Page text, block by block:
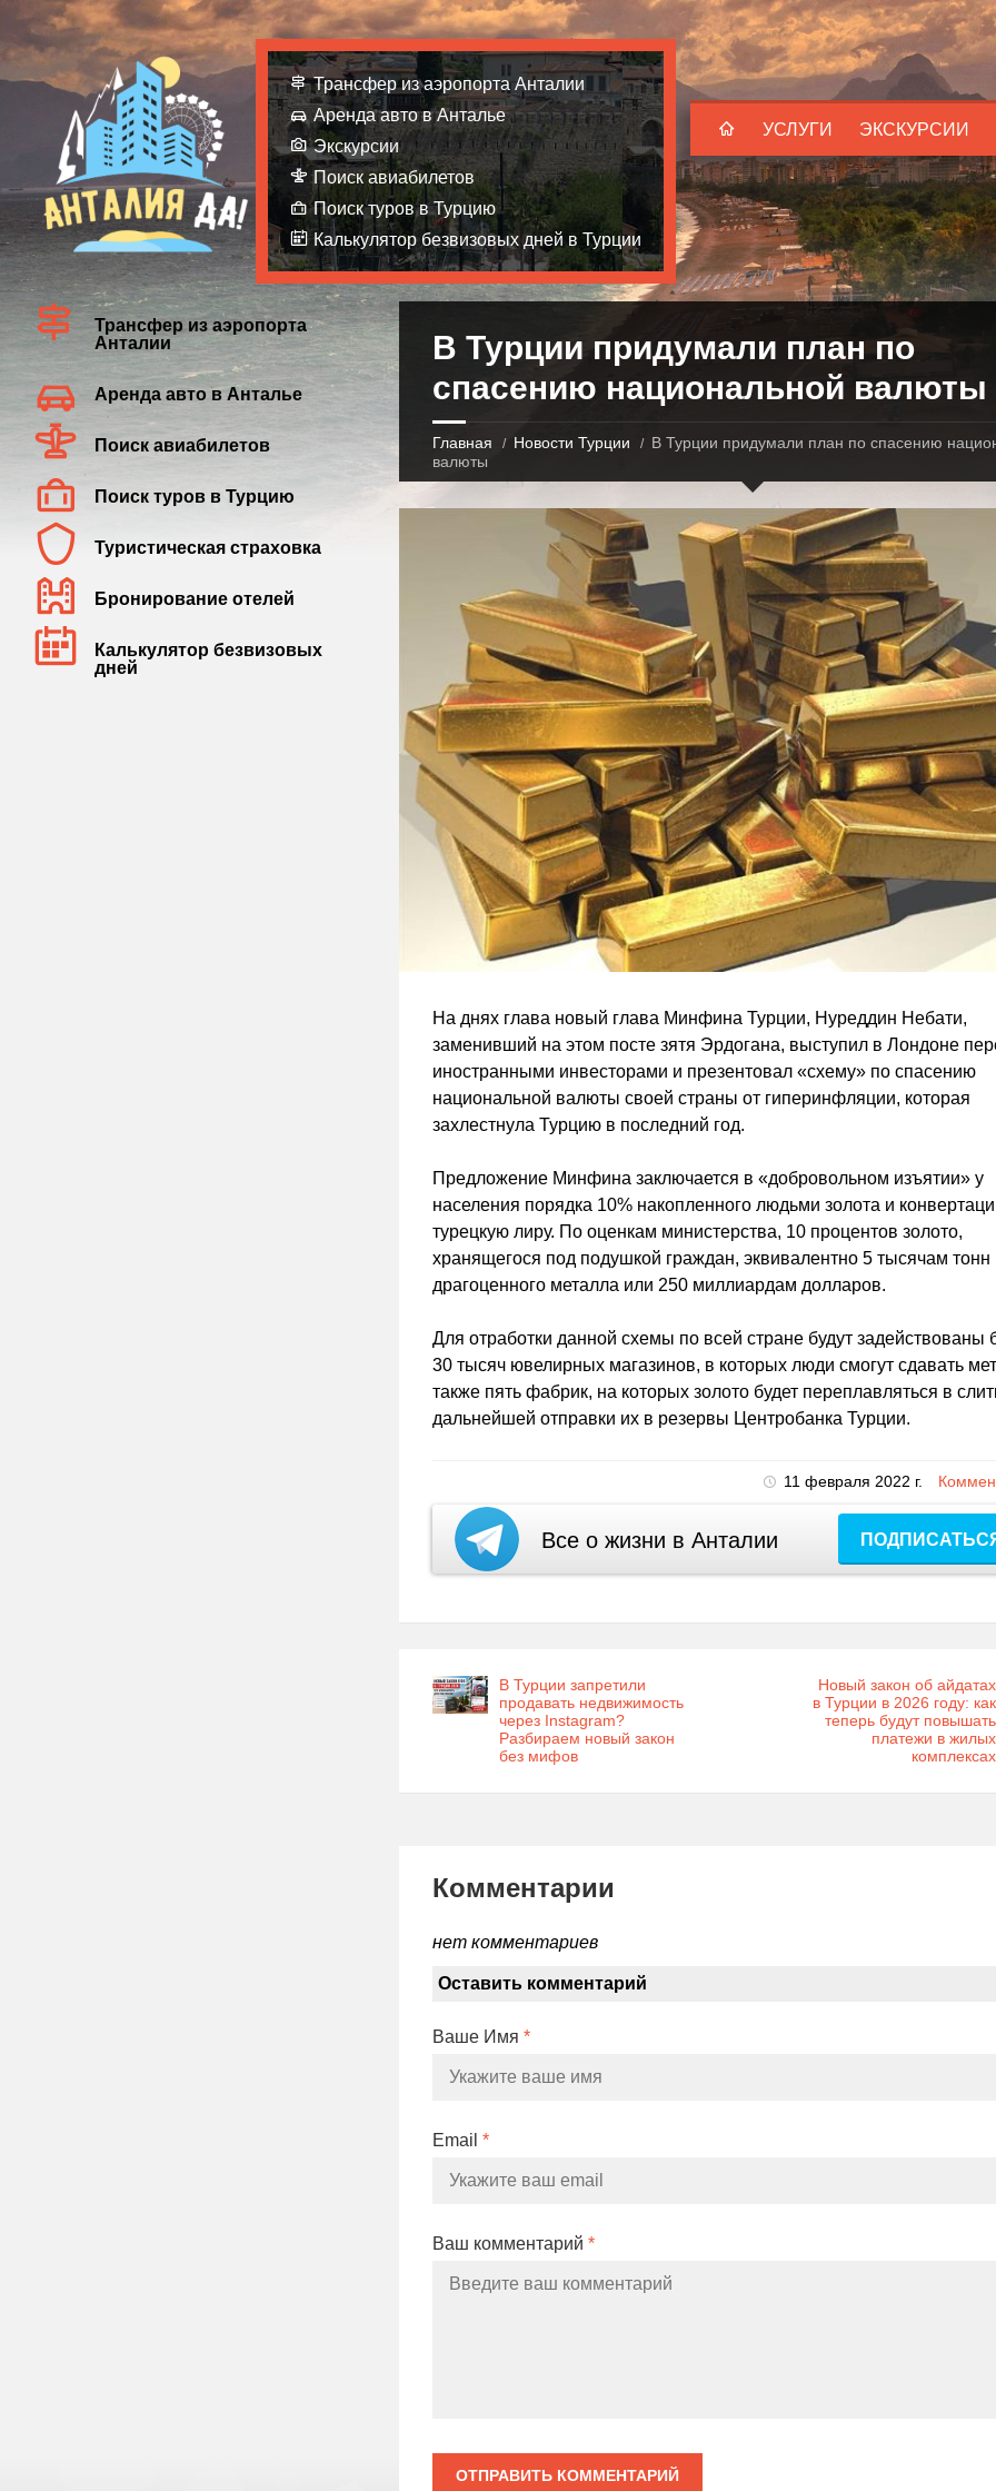
УСЛУГИ ЭКСКУРСИИ
Трансфер из аэропорта Анталии
Аренда авто в Анталье
Экскурсии
Поиск авиабилетов
Поиск туров в Турцию
Калькулятор безвизовых дней в Турции
В Турции придумали план по
спасению национальной валюты
Главная Новости Турции
В Турции придумали план по спасению
валюты
На днях глава новый глава Минфина Турции, Нуреддин Небати,
заменивший на этом посте зятя Эрдогана, выступил в Лондоне
иностранными инвесторами и презентовал «схему» по спасению
национальной валюты своей страны от гиперинфляции, которая
захлестнула Турцию в последний год.
Предложение Минфина заключается в «добровольном изъятии» у
населения порядка 10% накопленного людьми золота и
турецкую лиру. По оценкам министерства, 10 процентов золото,
хранящегося под подушкой граждан, эквивалентно 5 тысячам тонн
драгоценного металла или 250 миллиардам долларов.
Для отработки данной схемы по всей стране будут задействованы
30 тысяч ювелирных магазинов, в которых люди смогут сдавать
также пять фабрик, на которых золото будет переплавляться в
дальнейшей отправки их в резервы Центробанка Турции.
11 февраля 2022 г.
Все о жизни в Анталии
В Турции запретили
продавать недвижимость
через Instagram?
Разбираем новый закон
без мифов
Новый закон об айдатах
в Турции в 2026 году: как
теперь будут повышать
платежи в жилых
комплексах
Комментарии
нет комментариев
Оставить комментарий
Ваше Имя *
Email *
Ваш комментарий *
ОТПРАВИТЬ КОММЕНТАРИЙ
Трансфер из аэропорта
Анталии
Аренда авто в Анталье
Поиск авиабилетов
Поиск туров в Турцию
Туристическая страховка
Бронирование отелей
Калькулятор безвизовых
дней